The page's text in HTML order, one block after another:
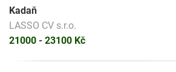
Kadaň
LASSO CV s.r.o.
21000 - 23100 Kč